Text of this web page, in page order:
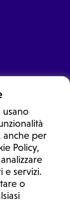
anche per
Policy,
e servizi.
o
consulto medico.
un consulto, una
considerare
la formulazione di
o l'assunzione o
un medico di